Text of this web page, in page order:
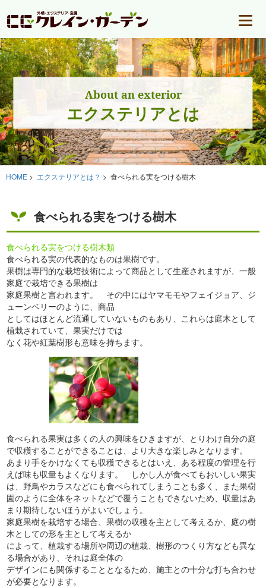
About an exterior
エクステリアとは
HOME > エクステリアとは？ > 食べられる実をつける樹木
食べられる実をつける樹木
食べられる実をつける樹木類
食べられる実の代表的なものは果樹です。
果樹は専門的な栽培技術によって商品として生産されますが、一般
家庭で栽培できる果樹は
家庭果樹と言われます。 その中にはヤマモモやフェイジョア、ジ
ューンベリーのように、商品
としてはほとんど流通していないものもあり、これらは庭木として
植栽されていて、果実だけでは
なく花や紅葉樹形も意味を持ちます。
食べられる果実は多くの人の興味をひきますが、とりわけ自分の庭
で収穫することができることは、より大きな楽しみとなります。
あまり手をかけなくても収穫できるとはいえ、ある程度の管理を行
えば味も収量もよくなります。 しかし人が食べてもおいしい果実
は、野鳥やカラスなどにも食べられてしまうことも多く、また果樹
園のように全体をネットなどで覆うこともできないため、収量はあ
まり期待しないほうがよいでしょう。
家庭果樹を栽培する場合、果樹の収穫を主として考えるか、庭の樹
木としての形を主として考えるか
によって、植栽する場所や周辺の植栽、樹形のつくり方なども異な
る場合があり、それは庭全体の
デザインにも関係することとなるため、施主との十分な打ち合わせ
が必要となります。